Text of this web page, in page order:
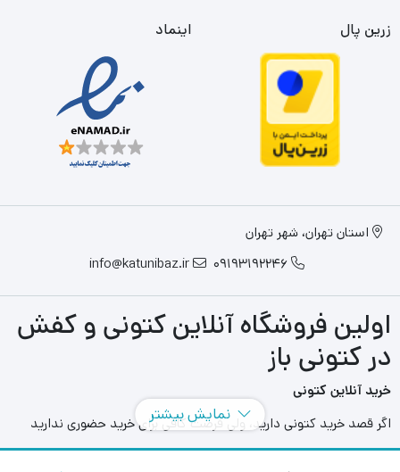
زرین پال اینماد
استان تهران، شهر تهران
09193192246
info@katunibaz.ir
اولین فروشگاه آنلاین کتونی و کفش
در کتونی باز
خرید آنلاین کتونی
اگر قصد خرید کتونی دارید، ولی فرصت کافی برای خرید حضوری ندارید
نمایش بیشتر